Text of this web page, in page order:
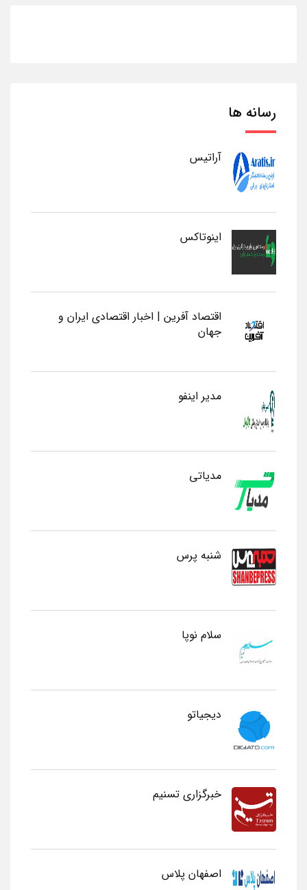
رسانه ها
آراتیس
اینوتاکس
اقتصاد آفرین | اخبار اقتصادی ایران و
جهان
مدیر اینفو
مدیاتی
شنبه پرس
سلام نوپا
دیجیاتو
خبرگزاری تسنیم
اصفهان پلاس